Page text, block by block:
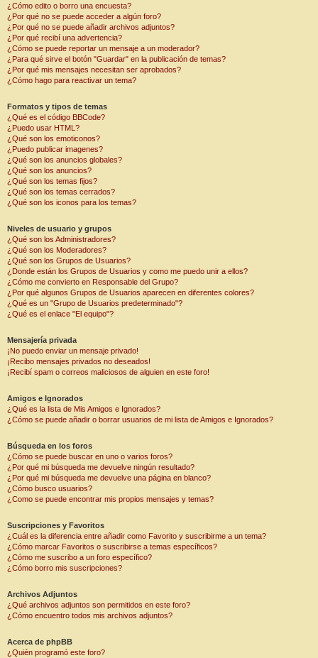
¿Cómo edito o borro una encuesta?
¿Por qué no se puede acceder a algún foro?
¿Por qué no se puede añadir archivos adjuntos?
¿Por qué recibí una advertencia?
¿Cómo se puede reportar un mensaje a un moderador?
¿Para qué sirve el botón "Guardar" en la publicación de temas?
¿Por qué mis mensajes necesitan ser aprobados?
¿Cómo hago para reactivar un tema?
Formatos y tipos de temas
¿Qué es el código BBCode?
¿Puedo usar HTML?
¿Qué son los emoticonos?
¿Puedo publicar imagenes?
¿Qué son los anuncios globales?
¿Qué son los anuncios?
¿Qué son los temas fijos?
¿Qué son los temas cerrados?
¿Qué son los iconos para los temas?
Niveles de usuario y grupos
¿Qué son los Administradores?
¿Qué son los Moderadores?
¿Qué son los Grupos de Usuarios?
¿Donde están los Grupos de Usuarios y como me puedo unir a ellos?
¿Cómo me convierto en Responsable del Grupo?
¿Por qué algunos Grupos de Usuarios aparecen en diferentes colores?
¿Qué es un "Grupo de Usuarios predeterminado"?
¿Qué es el enlace "El equipo"?
Mensajería privada
¡No puedo enviar un mensaje privado!
¡Recibo mensajes privados no deseados!
¡Recibí spam o correos maliciosos de alguien en este foro!
Amigos e Ignorados
¿Qué es la lista de Mis Amigos e Ignorados?
¿Cómo se puede añadir o borrar usuarios de mi lista de Amigos e Ignorados?
Búsqueda en los foros
¿Cómo se puede buscar en uno o varios foros?
¿Por qué mi búsqueda me devuelve ningún resultado?
¿Por qué mi búsqueda me devuelve una página en blanco?
¿Cómo busco usuarios?
¿Como se puede encontrar mis propios mensajes y temas?
Suscripciones y Favoritos
¿Cuál es la diferencia entre añadir como Favorito y suscribirme a un tema?
¿Cómo marcar Favoritos o suscribirse a temas específicos?
¿Cómo me suscribo a un foro específico?
¿Cómo borro mis suscripciones?
Archivos Adjuntos
¿Qué archivos adjuntos son permitidos en este foro?
¿Cómo encuentro todos mis archivos adjuntos?
Acerca de phpBB
¿Quién programó este foro?